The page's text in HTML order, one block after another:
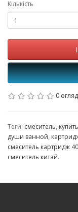
Кількість
0
Теги: смеситель,
души ванной,
смеситель картридж 40
смеситель китай.